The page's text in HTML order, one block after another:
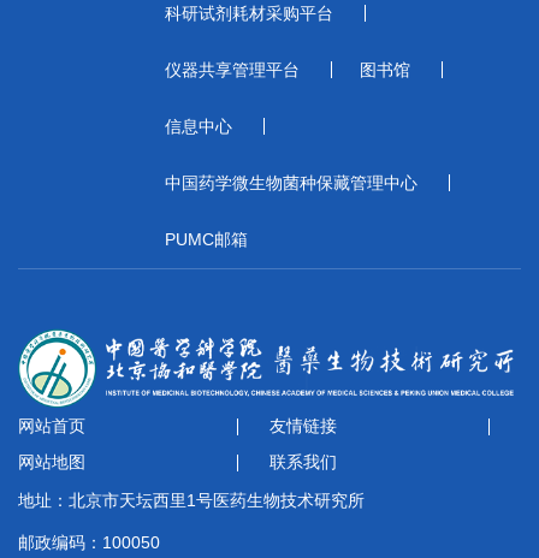
科研试剂耗材采购平台
仪器共享管理平台 图书馆
信息中心
中国药学微生物菌种保藏管理中心
PUMC邮箱
网站首页
友情链接
网站地图
联系我们
地址：北京市天坛西里1号医药生物技术研究所
邮政编码：100050